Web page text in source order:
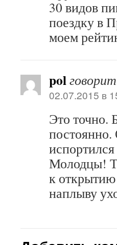
30 видов
поездку в
моем
pol
02.07.2015 в
Это точно.
Молодцы!
к
наплыву